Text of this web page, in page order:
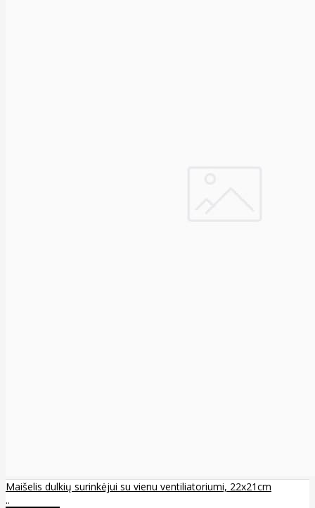
Maišelis dulkių surinkėjui su vienu ventiliatoriumi, 22x21cm
..